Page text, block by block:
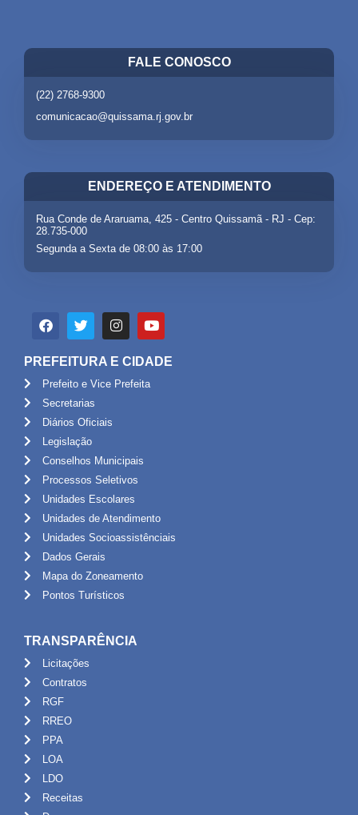
FALE CONOSCO
(22) 2768-9300
comunicacao@quissama.rj.gov.br
ENDEREÇO E ATENDIMENTO
Rua Conde de Araruama, 425 - Centro Quissamã - RJ - Cep:
28.735-000
Segunda a Sexta de 08:00 às 17:00
PREFEITURA E CIDADE
Prefeito e Vice Prefeita
Secretarias
Diários Oficiais
Legislação
Conselhos Municipais
Processos Seletivos
Unidades Escolares
Unidades de Atendimento
Unidades Socioassistênciais
Dados Gerais
Mapa do Zoneamento
Pontos Turísticos
TRANSPARÊNCIA
Licitações
Contratos
RGF
RREO
PPA
LOA
LDO
Receitas